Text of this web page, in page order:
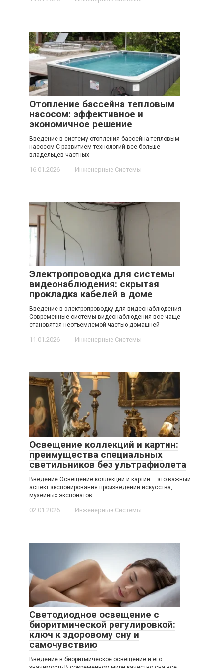
Отопление бассейна тепловым
насосом: эффективное и
экономичное решение
Введение в систему отопления бассейна тепловым
насосом С развитием технологий все больше
владельцев частных
16.01.2026 Инженерные Системы
Электропроводка для системы
видеонаблюдения: скрытая
прокладка кабелей в доме
Введение в электропроводку для видеонаблюдения
Современные системы видеонаблюдения все чаще
становятся неотъемлемой частью домашней
11.01.2026 Инженерные Системы
Освещение коллекций и картин:
преимущества специальных
светильников без ультрафиолета
Введение Освещение коллекций и картин – это важный
аспект экспонирования произведений искусства,
музейных экспонатов
02.01.2026 Инженерные Системы
Светодиодное освещение с
биоритмической регулировкой:
ключ к здоровому сну и
самочувствию
Введение в биоритмическое освещение и его